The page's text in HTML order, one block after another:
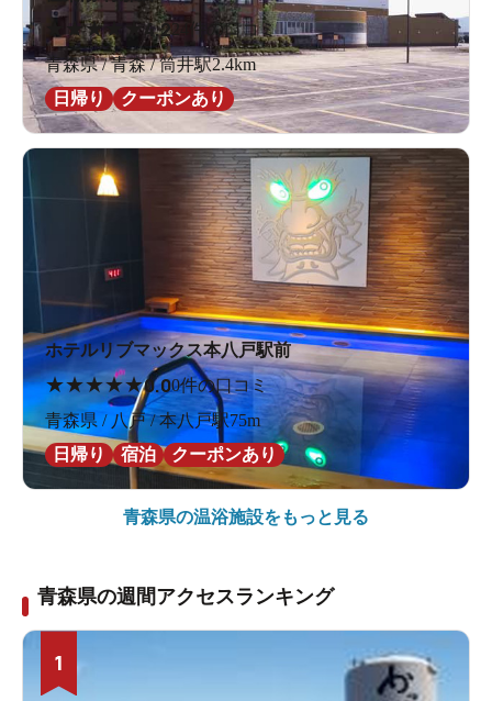
★★★★ ★4.224件の口コミ
青森県 / 青森 / 筒井駅2.4km
日帰り
クーポンあり
ホテルリブマックス本八戸駅前
★★★★★0.00件の口コミ
青森県 / 八戸 / 本八戸駅75m
日帰り
宿泊 クーポンあり
青森県の温浴施設をもっと見る
青森県の週間アクセスランキング
1